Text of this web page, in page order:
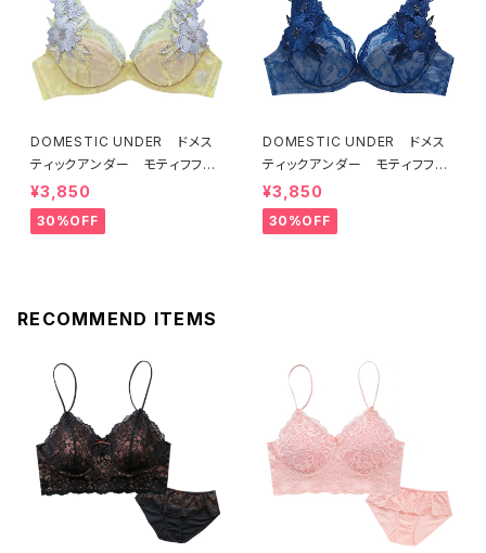
DOMESTIC UNDER ドメス
ティックアンダー モティフフル
ール ブラジャー（レモネード）
D2255 送料無料
¥3,850
30%OFF
DOMESTIC UNDER ドメス
ティックアンダー モティフフル
ール ブラジャー（ブルー）D22
55
¥3,850
30%OFF
RECOMMEND ITEMS